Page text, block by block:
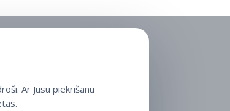
Ar Jūsu piekrišanu